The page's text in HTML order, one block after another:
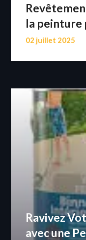
la peinture
02 juillet 2025
Ravivez
avec une